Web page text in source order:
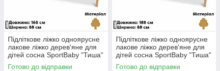
Підліткове ліжко одноярусне
лакове ліжко дерев'яне для
дітей сосна SportBaby "Тиша"
(80х170см)
Готово до відправки
Підліткове ліжко одноярусне
лакове ліжко дерев'яне для
дітей сосна SportBaby "Тиша"
(80x180см)
Готово до відправки